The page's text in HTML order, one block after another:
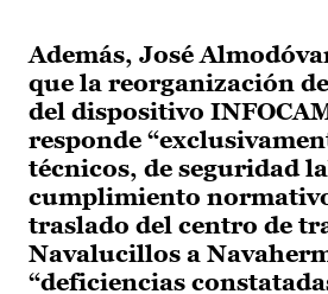
Además, José
que la reorganización
del dispositivo
responde
técnicos, de seguridad
cumplimiento
traslado del centro de
Navalucillos a
“deficiencias